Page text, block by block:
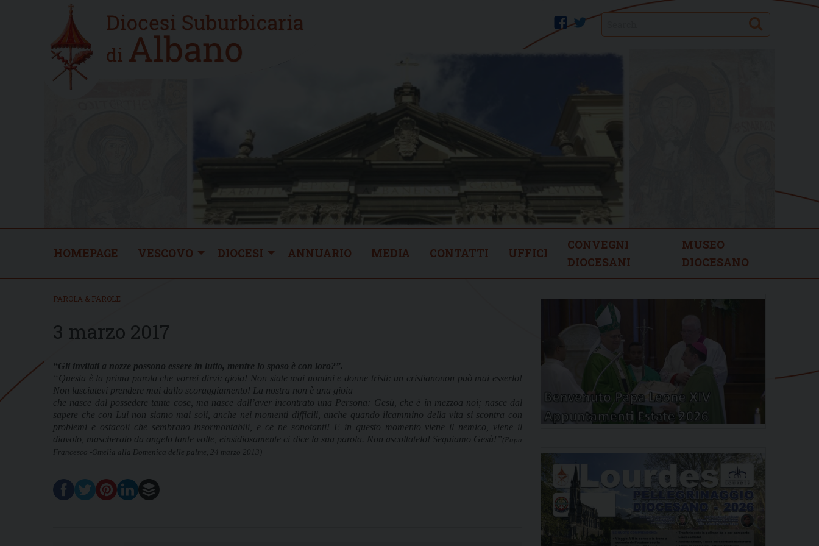
Home
new
twitter
facebook Search
HOMEPAGE VESCOVO DIOCESI ANNUARIO MEDIA CONTATTI UFFICI
CONVEGNI
DIOCESANI
MUSEO
DIOCESANO
PAROLA & PAROLE
3 marzo 2017
“Gli invitati a nozze possono essere in lutto, mentre lo sposo è con loro?”.
“Questa è la prima parola che vorrei dirvi: gioia! Non siate mai uomini e donne tristi: un cristianonon può mai esserlo!
Non lasciatevi prendere mai dallo scoraggiamento! La nostra non è una gioia
che nasce dal possedere tante cose, ma nasce dall’aver incontrato una Persona: Gesù, che è in mezzoa noi; nasce dal
sapere che con Lui non siamo mai soli, anche nei momenti difficili, anche quando ilcammino della vita si scontra con
problemi e ostacoli che sembrano insormontabili, e ce ne sonotanti! E in questo momento viene il nemico, viene il
diavolo, mascherato da angelo tante volte, einsidiosamente ci dice la sua parola. Non ascoltatelo! Seguiamo Gesù!”(Papa
Francesco -Omelia alla Domenica delle palme, 24 marzo 2013)